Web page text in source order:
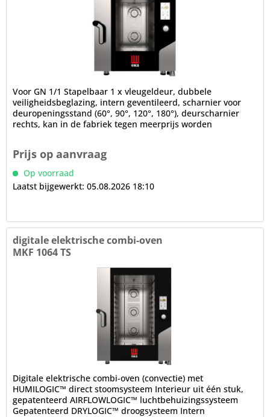
Voor GN 1/1 Stapelbaar 1 x vleugeldeur, dubbele
veiligheidsbeglazing, intern geventileerd, scharnier voor
deuropeningsstand (60°, 90°, 120°, 180°), deurscharnier
rechts, kan in de fabriek tegen meerprijs worden
Prijs op aanvraag
Op voorraad
Laatst bijgewerkt: 05.08.2026 18:10
digitale elektrische combi-oven
MKF 1064 TS
Digitale elektrische combi-oven (convectie) met
HUMILOGIC™ direct stoomsysteem Interieur uit één stuk,
gepatenteerd AIRFLOWLOGIC™ luchtbehuizingssysteem
Gepatenteerd DRYLOGIC™ droogsysteem Intern